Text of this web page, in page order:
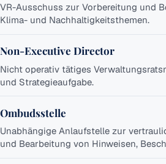
VR-Ausschuss zur Vorbereitung und
Klima- und Nachhaltigkeitsthemen.
Non-Executive Director
Nicht operativ tätiges
und Strategieaufgabe.
Ombudsstelle
Unabhängige Anlaufstelle zur
und Bearbeitung von Hinweisen,